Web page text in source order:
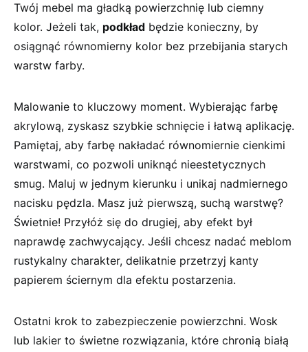
Twój mebel ma​ gładką powierzchnię lub ciemny‌
kolor. Jeżeli tak, podkład będzie konieczny, by
osiągnąć równomierny kolor bez przebijania starych
warstw farby.
Malowanie to kluczowy ‌moment. Wybierając ‌farbę
akrylową, zyskasz‍ szybkie⁣ schnięcie i‍ łatwą aplikację.
Pamiętaj, ‌aby farbę nakładać równomiernie ⁤cienkimi
warstwami, co pozwoli uniknąć nieestetycznych
smug. Maluj ⁣w⁢ jednym kierunku i unikaj nadmiernego
nacisku pędzla. Masz już pierwszą, suchą warstwę?
‍Świetnie! Przyłóż ‌się do drugiej, aby efekt był
naprawdę zachwycający. Jeśli chcesz nadać meblom
rustykalny charakter, delikatnie przetrzyj kanty
papierem ściernym dla ​efektu postarzenia.
Ostatni krok to zabezpieczenie powierzchni. Wosk
lub lakier⁤ to świetne rozwiązania, które chronią białą